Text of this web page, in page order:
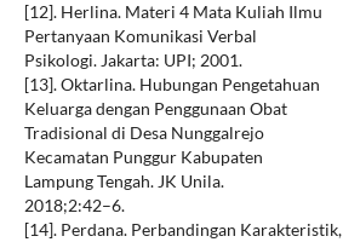
[12]. Herlina. Materi 4 Mata Kuliah Ilmu
Pertanyaan Komunikasi Verbal
Psikologi. Jakarta: UPI; 2001.
[13]. Oktarlina. Hubungan Pengetahuan
Keluarga dengan Penggunaan Obat
Tradisional di Desa Nunggalrejo
Kecamatan Punggur Kabupaten
Lampung Tengah. JK Unila.
2018;2:42–6.
[14]. Perdana. Perbandingan Karakteristik,